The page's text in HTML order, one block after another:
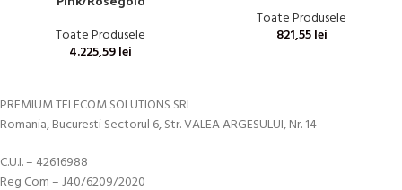
Toate Produsele
4.225,59lei
Toate Produsele
821,55lei
PREMIUM TELECOM SOLUTIONS SRL
Romania, Bucuresti Sectorul 6, Str. VALEA ARGESULUI, Nr. 14
C.U.I. – 42616988
Reg Com – J40/6209/2020